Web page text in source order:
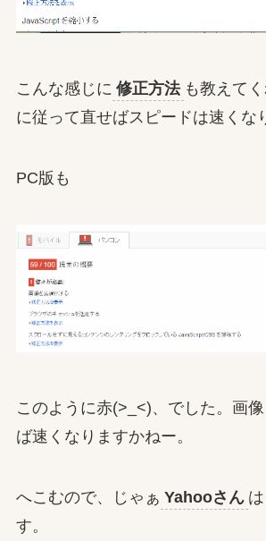
こんな感じに 修正方法 も教えて
に従って直せばスピードは速くな
PC版も
このように赤(>_<)、でした。画
ば速くなりますかねー。
へこむので、じゃぁ Yahooさん
す。